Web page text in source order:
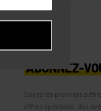
ABONNEZ-
Soyez les premiers à
offres spéciales, des